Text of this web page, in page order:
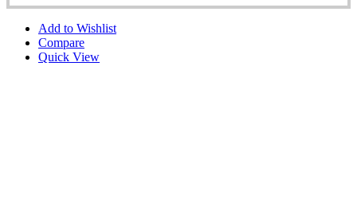
Add to Wishlist
Compare
Quick View